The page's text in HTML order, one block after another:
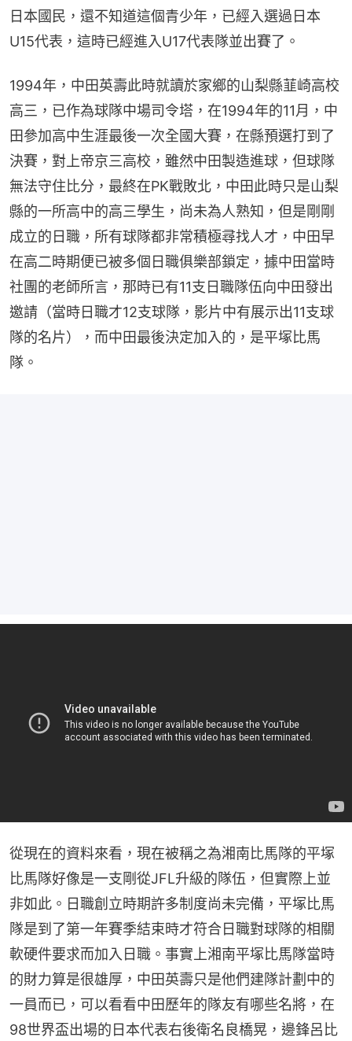
日本國民，還不知道這個青少年，已經入選過日本
U15代表，這時已經進入U17代表隊並出賽了。
1994年，中田英壽此時就讀於家鄉的山梨縣韮崎高校
高三，已作為球隊中場司令塔，在1994年的11月，中
田參加高中生涯最後一次全國大賽，在縣預選打到了
決賽，對上帝京三高校，雖然中田製造進球，但球隊
無法守住比分，最終在PK戰敗北，中田此時只是山梨
縣的一所高中的高三學生，尚未為人熟知，但是剛剛
成立的日職，所有球隊都非常積極尋找人才，中田早
在高二時期便已被多個日職俱樂部鎖定，據中田當時
社團的老師所言，那時已有11支日職隊伍向中田發出
邀請（當時日職才12支球隊，影片中有展示出11支球
隊的名片），而中田最後決定加入的，是平塚比馬
隊。
從現在的資料來看，現在被稱之為湘南比馬隊的平塚
比馬隊好像是一支剛從JFL升級的隊伍，但實際上並
非如此。日職創立時期許多制度尚未完備，平塚比馬
隊是到了第一年賽季結束時才符合日職對球隊的相關
軟硬件要求而加入日職。事實上湘南平塚比馬隊當時
的財力算是很雄厚，中田英壽只是他們建隊計劃中的
一員而已，可以看看中田歷年的隊友有哪些名將，在
98世界盃出場的日本代表右後衛名良橋晃，邊鋒呂比